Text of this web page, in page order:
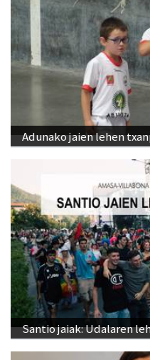
Adunako jaien lehen
Santio jaiak: Udalaren